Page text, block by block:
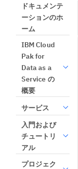
ドキュメンテ
ーションのホ
ーム
IBM Cloud
Pak for
Data as a
Service の
概要
サービス
入門および
チュートリ
アル
プロジェク